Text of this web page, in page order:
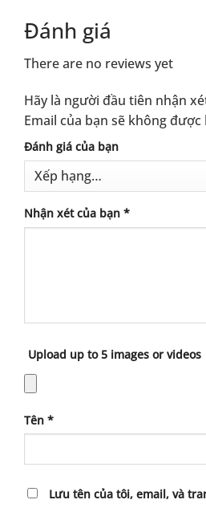
Đánh giá
There are no reviews yet
Hãy là người đầu tiên nhận
Email của bạn sẽ không
Đánh giá của bạn
Nhận xét của bạn *
Upload up to 5 images or videos
Tên *
Lưu tên của tôi, email, và
Alternative: